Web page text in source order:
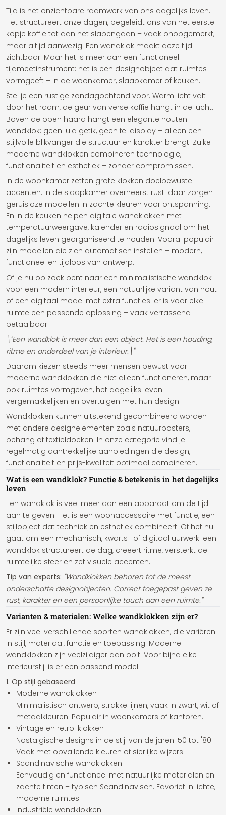
Tijd is het onzichtbare raamwerk van ons dagelijks leven.
Het structureert onze dagen, begeleidt ons van het eerste
kopje koffie tot aan het slapengaan – vaak onopgemerkt,
maar altijd aanwezig. Een wandklok maakt deze tijd
zichtbaar. Maar het is meer dan een functioneel
tijdmeetinstrument: het is een designobject dat ruimtes
vormgeeft – in de woonkamer, slaapkamer of keuken.
Stel je een rustige zondagochtend voor. Warm licht valt
door het raam, de geur van verse koffie hangt in de lucht.
Boven de open haard hangt een elegante houten
wandklok: geen luid getik, geen fel display – alleen een
stijlvolle blikvanger die structuur en karakter brengt. Zulke
moderne wandklokken combineren technologie,
functionaliteit en esthetiek – zonder compromissen.
In de woonkamer zetten grote klokken doelbewuste
accenten. In de slaapkamer overheerst rust: daar zorgen
geruisloze modellen in zachte kleuren voor ontspanning.
En in de keuken helpen digitale wandklokken met
temperatuurweergave, kalender en radiosignaal om het
dagelijks leven georganiseerd te houden. Vooral populair
zijn modellen die zich automatisch instellen – modern,
functioneel en tijdloos van ontwerp.
Of je nu op zoek bent naar een minimalistische wandklok
voor een modern interieur, een natuurlijke variant van hout
of een digitaal model met extra functies: er is voor elke
ruimte een passende oplossing – vaak verrassend
betaalbaar.
\"Een wandklok is meer dan een object. Het is een houding,
ritme en onderdeel van je interieur.\"
Daarom kiezen steeds meer mensen bewust voor
moderne wandklokken die niet alleen functioneren, maar
ook ruimtes vormgeven, het dagelijks leven
vergemakkelijken en overtuigen met hun design.
Wandklokken kunnen uitstekend gecombineerd worden
met andere designelementen zoals natuurposters,
behang of textieldoeken. In onze categorie vind je
regelmatig aantrekkelijke aanbiedingen die design,
functionaliteit en prijs-kwaliteit optimaal combineren.
Wat is een wandklok? Functie & betekenis in het dagelijks
leven
Een wandklok is veel meer dan een apparaat om de tijd
aan te geven. Het is een woonaccessoire met functie, een
stijlobject dat techniek en esthetiek combineert. Of het nu
gaat om een mechanisch, kwarts- of digitaal uurwerk: een
wandklok structureert de dag, creëert ritme, versterkt de
ruimtelijke sfeer en zet visuele accenten.
Tip van experts: "Wandklokken behoren tot de meest
onderschatte designobjecten. Correct toegepast geven ze
rust, karakter en een persoonlijke touch aan een ruimte."
Varianten & materialen: Welke wandklokken zijn er?
Er zijn veel verschillende soorten wandklokken, die variëren
in stijl, materiaal, functie en toepassing. Moderne
wandklokken zijn veelzijdiger dan ooit. Voor bijna elke
interieurstijl is er een passend model:
1. Op stijl gebaseerd
Moderne wandklokken
Minimalistisch ontwerp, strakke lijnen, vaak in zwart, wit of
metaalkleuren. Populair in woonkamers of kantoren.
Vintage en retro-klokken
Nostalgische designs in de stijl van de jaren '50 tot '80.
Vaak met opvallende kleuren of sierlijke wijzers.
Scandinavische wandklokken
Eenvoudig en functioneel met natuurlijke materialen en
zachte tinten – typisch Scandinavisch. Favoriet in lichte,
moderne ruimtes.
Industriële wandklokken